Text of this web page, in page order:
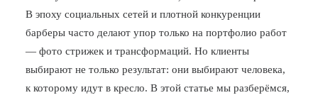
В эпоху социальных сетей и плотной конкуренции
барберы часто делают упор только на портфолио работ
— фото стрижек и трансформаций. Но клиенты
выбирают не только результат: они выбирают человека,
к которому идут в кресло. В этой статье мы разберёмся,